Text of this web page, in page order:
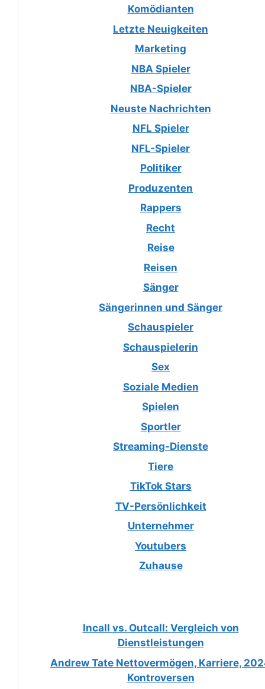
Komödianten
Letzte Neuigkeiten
Marketing
NBA Spieler
NBA-Spieler
Neuste Nachrichten
NFL Spieler
NFL-Spieler
Politiker
Produzenten
Rappers
Recht
Reise
Reisen
Sänger
Sängerinnen und Sänger
Schauspieler
Schauspielerin
Sex
Soziale Medien
Spielen
Sportler
Streaming-Dienste
Tiere
TikTok Stars
TV-Persönlichkeit
Unternehmer
Youtubers
Zuhause
Incall vs. Outcall: Vergleich von
Dienstleistungen
Andrew Tate Nettovermögen, Karriere,
Kontroversen